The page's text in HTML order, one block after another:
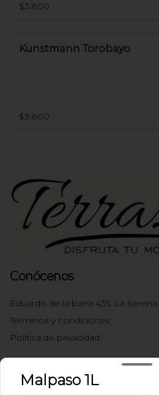
$3.800
Kunstmann Torobayo
$3.800
Conócenos
Eduardo de la barra 435, La Serena.
Términos y condiciones
Política de privacidad
Instagram
Malpaso 1L